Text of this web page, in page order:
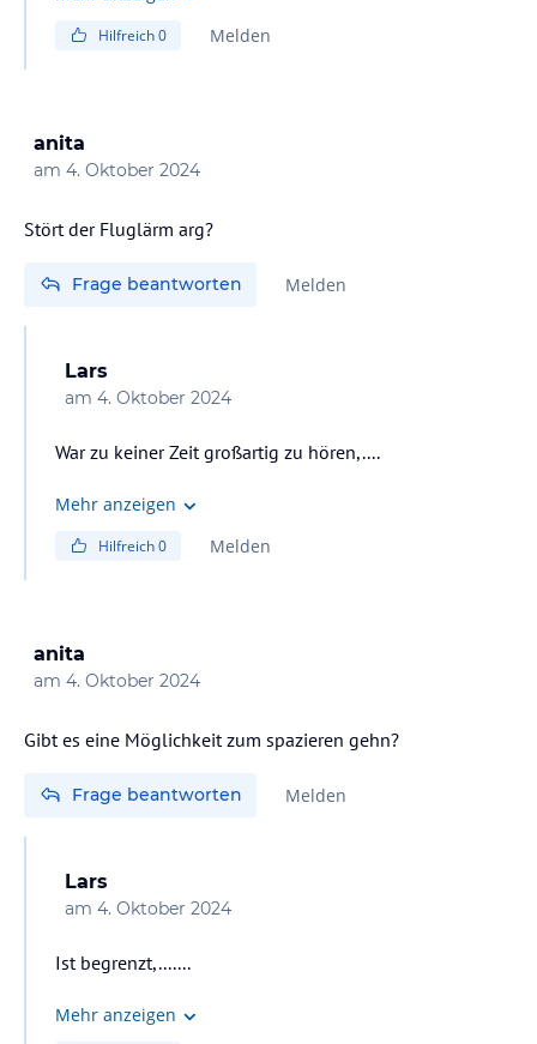
kein Maskottchen-Treffen an. Dafür gibt es jedoch viele
und auch eine fröhliche Kinderparty.
viel Spaß dabei ist, und freuen uns, sie bei uns
Hilfreich0 Melden
anita
am 4. Oktober 2024
Stört der Fluglärm arg?
Frage beantworten Melden
Lars
am 4. Oktober 2024
War zu keiner Zeit großartig zu hören,....
Mehr anzeigen
Hilfreich0 Melden
anita
am 4. Oktober 2024
Gibt es eine Möglichkeit zum spazieren gehn?
Frage beantworten Melden
Lars
am 4. Oktober 2024
Ist begrenzt,.......
Mehr anzeigen